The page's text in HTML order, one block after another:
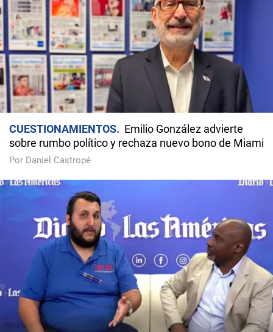
CUESTIONAMIENTOS
Emilio González advierte
sobre rumbo político y rechaza nuevo bono de Miami
Por Daniel Castropé